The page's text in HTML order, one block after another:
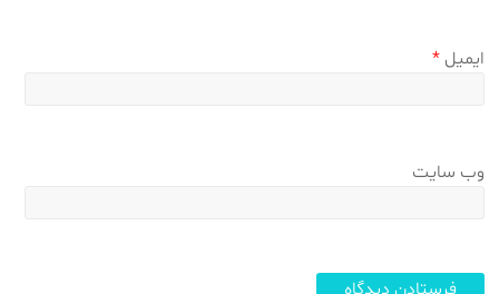
ایمیل*
وب‌ سایت